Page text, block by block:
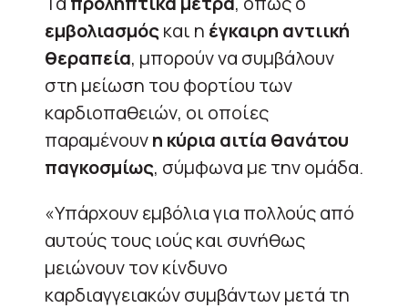
εμβολιασμόςκαι η έγκαιρη αντιική
θεραπεία, μπορούν να συμβάλουν
στη μείωση του φορτίου των
καρδιοπαθειών, οι οποίες
παραμένουνη κύρια αιτία θανάτου
παγκοσμίως, σύμφωνα με την ομάδα.
«Υπάρχουν εμβόλια για πολλούς από
αυτούς τους ιούς και συνήθως
μειώνουν τον κίνδυνο
καρδιαγγειακών συμβάντων μετά τη